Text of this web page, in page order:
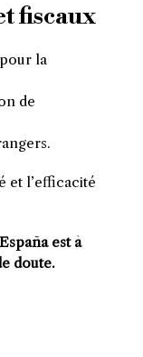
fiscaux
la
de
et l’efficacité
est à
doute.